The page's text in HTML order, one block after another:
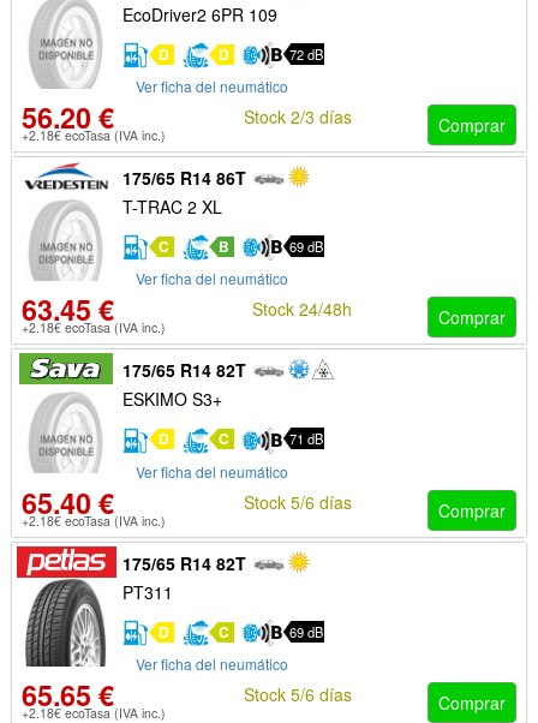
EcoDriver2 6PR 109
D D 72 dB
Ver ficha del neumático
56.20 €
+2.18€ ecoTasa (IVA inc.) Comprar
Stock 2/3 días
175/65 R14 86T
T-TRAC 2 XL
C B 69 dB
Ver ficha del neumático
63.45 €
+2.18€ ecoTasa (IVA inc.) Comprar
Stock 24/48h
175/65 R14 82T
ESKIMO S3+
D C 71 dB
Ver ficha del neumático
65.40 €
+2.18€ ecoTasa (IVA inc.) Comprar
Stock 5/6 días
175/65 R14 82T
PT311
D C 69 dB
Ver ficha del neumático
65.65 €
+2.18€ ecoTasa (IVA inc.) Comprar
Stock 5/6 días